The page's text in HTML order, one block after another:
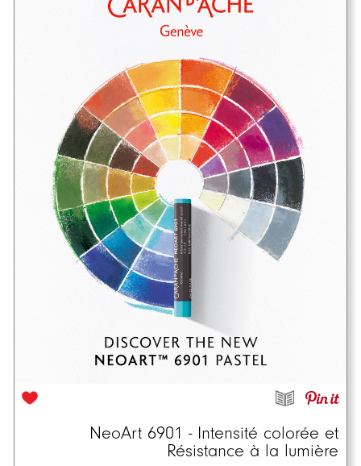
NeoArt 6901 - Intensité colorée et
Résistance à la lumière